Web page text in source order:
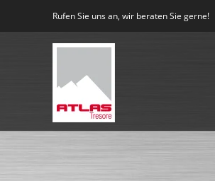
Rufen Sie uns an, wir beraten Sie gerne!